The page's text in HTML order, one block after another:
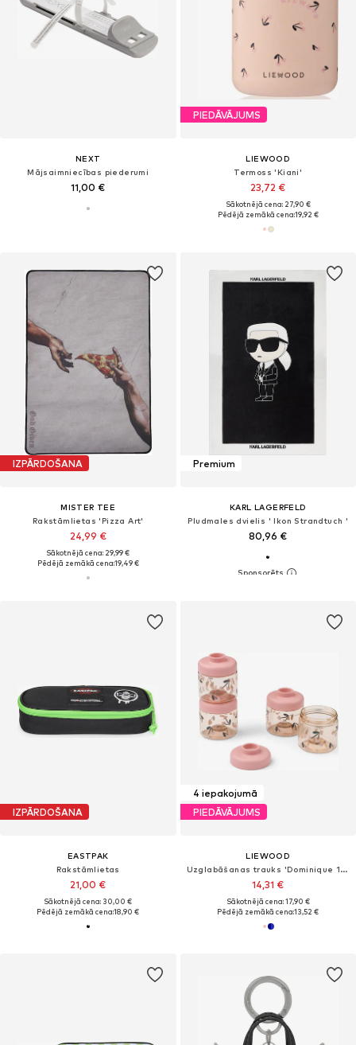
NEXT
Mājsaimniecības piederumi
11,00 €
PIEDĀVĀJUMS
LIEWOOD
Termoss 'Kiani'
23,72 €
Sākotnējā cena: 27,90 €
Pēdējā zemākā cena:19,92 €
IZPĀRDOŠANA
MISTER TEE
Rakstāmlietas 'Pizza Art'
24,99 €
Sākotnējā cena: 29,99 €
Pēdējā zemākā cena:19,49 €
Premium
KARL LAGERFELD
Pludmales dvielis ' Ikon Strandtuch '
80,96 €
IZPĀRDOŠANA
EASTPAK
Rakstāmlietas
21,00 €
Sākotnējā cena: 30,00 €
Pēdējā zemākā cena:18,90 €
4 iepakojumā
PIEDĀVĀJUMS
LIEWOOD
Uzglabāšanas trauks 'Dominique 100ml'
14,31 €
Sākotnējā cena: 17,90 €
Pēdējā zemākā cena:13,52 €